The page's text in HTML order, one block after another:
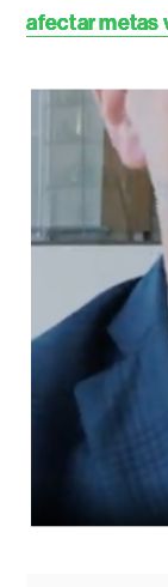
afectar metas